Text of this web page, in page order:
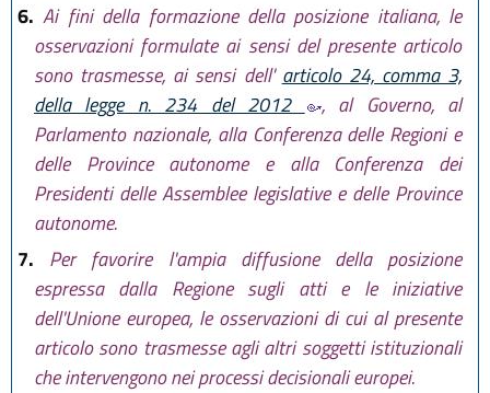
6. Ai fini della formazione della posizione italiana, le
osservazioni formulate ai sensi del presente articolo
sono trasmesse, ai sensi dell' articolo 24, comma 3,
della legge n. 234 del 2012
, al Governo, al
Parlamento nazionale, alla Conferenza delle Regioni e
delle Province autonome e alla Conferenza dei
Presidenti delle Assemblee legislative e delle Province
autonome.
7. Per favorire l'ampia diffusione della posizione
espressa dalla Regione sugli atti e le iniziative
dell'Unione europea, le osservazioni di cui al presente
articolo sono trasmesse agli altri soggetti istituzionali
che intervengono nei processi decisionali europei.